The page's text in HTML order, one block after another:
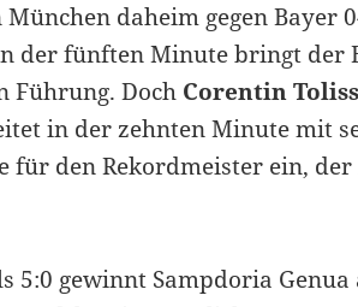
München daheim gegen Bayer
der fünften Minute bringt der
Führung. Doch Corentin
in der zehnten Minute mit
für den Rekordmeister ein,
5:0 gewinnt Sampdoria